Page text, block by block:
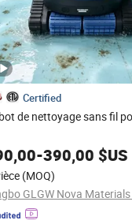
Certified
de nettoyage sans fil
-390,00 $US
(MOQ)